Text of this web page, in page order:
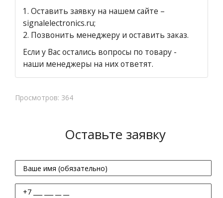
1. Оставить заявку на нашем сайте –
signalelectronics.ru;
2. Позвонить менеджеру и оставить заказ.
Если у Вас остались вопросы по товару -
наши менеджеры на них ответят.
Просмотров: 364
Оставьте заявку